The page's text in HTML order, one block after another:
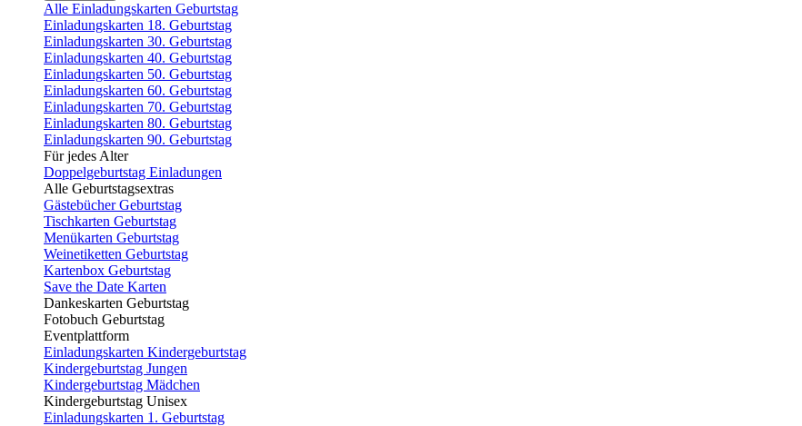
Alle Einladungskarten Geburtstag
Einladungskarten 18. Geburtstag
Einladungskarten 30. Geburtstag
Einladungskarten 40. Geburtstag
Einladungskarten 50. Geburtstag
Einladungskarten 60. Geburtstag
Einladungskarten 70. Geburtstag
Einladungskarten 80. Geburtstag
Einladungskarten 90. Geburtstag
Für jedes Alter
Doppelgeburtstag Einladungen
Alle Geburtstagsextras
Gästebücher Geburtstag
Tischkarten Geburtstag
Menükarten Geburtstag
Weinetiketten Geburtstag
Kartenbox Geburtstag
Save the Date Karten
Dankeskarten Geburtstag
Fotobuch Geburtstag
Eventplattform
Einladungskarten Kindergeburtstag
Kindergeburtstag Jungen
Kindergeburtstag Mädchen
Kindergeburtstag Unisex
Einladungskarten 1. Geburtstag